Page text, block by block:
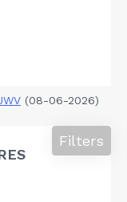
(08-06-2026)
Filters